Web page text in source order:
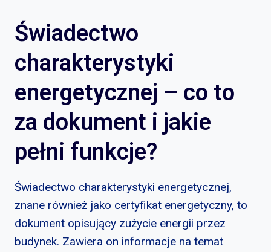
Świadectwo
charakterystyki
energetycznej – co to
za dokument i jakie
pełni funkcje?
Świadectwo charakterystyki energetycznej,
znane również jako certyfikat energetyczny, to
dokument opisujący zużycie energii przez
budynek. Zawiera on informacje na temat